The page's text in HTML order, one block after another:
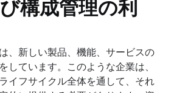
構成管理の利
、新しい製品、機能、サービスの
しています。このような企業は、
イフサイクル全体を通して、それ